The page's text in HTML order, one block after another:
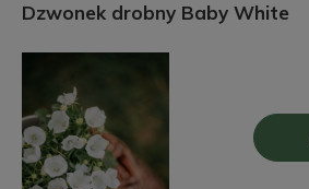
Dzwonek drobny Baby White